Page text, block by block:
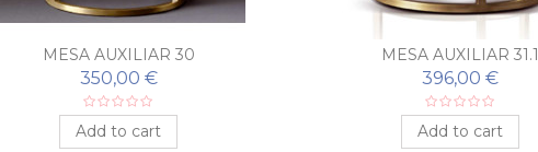
MESA AUXILIAR 30
350,00 €
Add to cart
MESA AUXILIAR 31.1
396,00 €
Add to cart